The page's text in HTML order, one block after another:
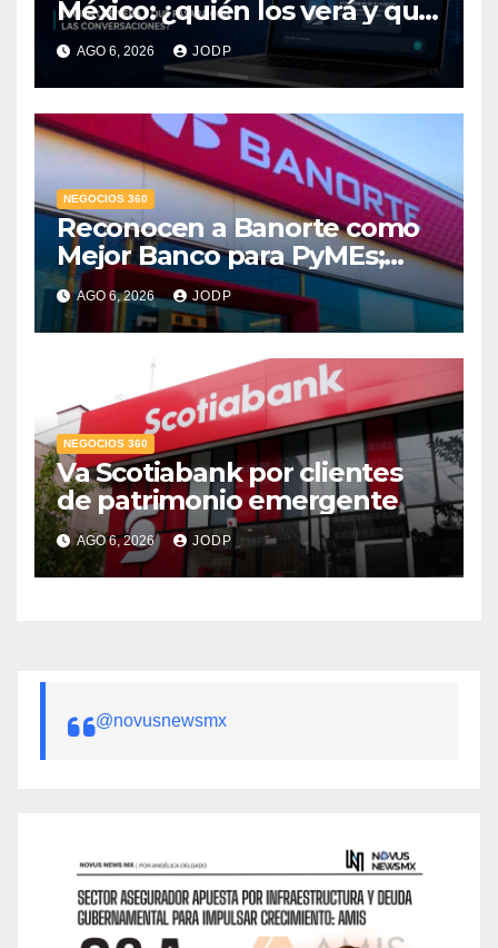
México: ¿quién los verá y qué
pasará con las
conversaciones?
AGO 6, 2026 JODP
NEGOCIOS 360
Reconocen a Banorte como
Mejor Banco para PyMEs;
supera 14% del mercado
crediticio
AGO 6, 2026 JODP
NEGOCIOS 360
Va Scotiabank por clientes
de patrimonio emergente
AGO 6, 2026 JODP
@novusnewsmx